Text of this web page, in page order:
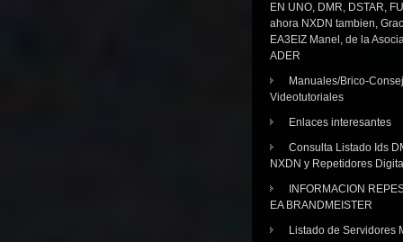
EN UNO, DMR, DSTAR,
ahora NXDN tambien,
EA3EIZ Manel, de la
ADER
Manuales/Brico-
Videotutoriales
Enlaces interesantes
Consulta Listado Ids
NXDN y Repetidores
INFORMACION
EA BRANDMEISTER
Listado de Servidores